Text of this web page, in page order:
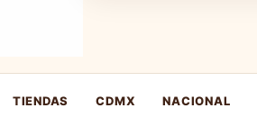
TIENDAS CDMX NACIONAL